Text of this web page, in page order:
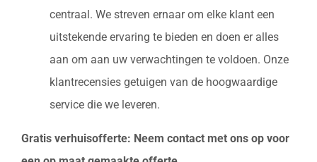
centraal. We streven ernaar om elke klant een
uitstekende ervaring te bieden en doen er alles
aan om aan uw verwachtingen te voldoen. Onze
klantrecensies getuigen van de hoogwaardige
service die we leveren.
Gratis verhuisofferte: Neem contact met ons op voor